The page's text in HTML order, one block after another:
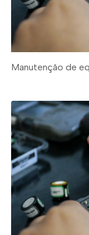
Manutenção de